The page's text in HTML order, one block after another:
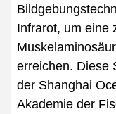
Infrarot, um eine
erreichen. Diese
der Shanghai
Akademie der